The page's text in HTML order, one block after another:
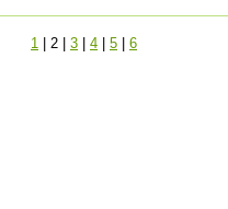
1 2 3 4 5 6